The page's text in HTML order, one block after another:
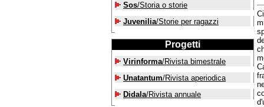
Sos/Storia o storie
Juvenilia/Storie per ragazzi
Progetti
Virinforma/Rivista bimestrale
Unatantum/Rivista aperiodica
Didala/Rivista annuale